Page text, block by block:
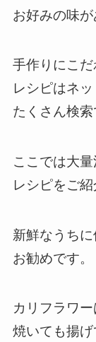
お好みの味が
手作りにこだ
レシピはネッ
たくさん検索
ここでは大
レシピをご紹
新鮮なうち
お勧めです。
カリフラワー
焼いても揚げ